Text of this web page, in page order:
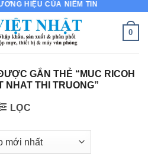
HIỆU CỦA NIỀM TIN
0
GẮN THẺ “MUC RICOH
NHAT THI TRUONG”
LỌC